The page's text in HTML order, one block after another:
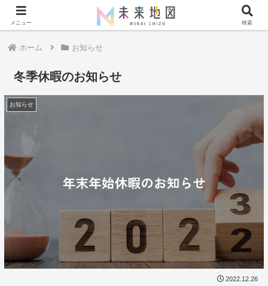
ホーム お知らせ
冬季休暇のお知らせ
お知らせ
2022.12.26
メニュー 検索